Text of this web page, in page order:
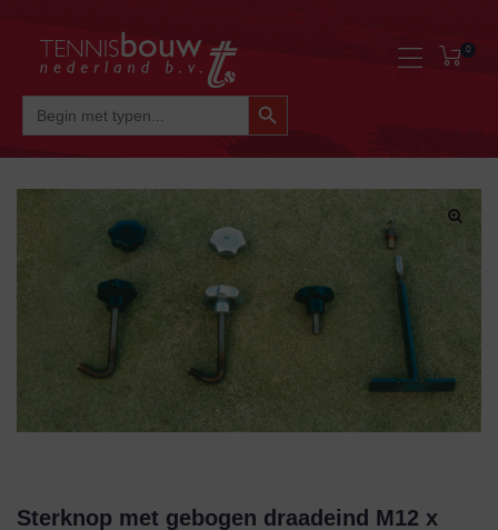
0
Naar:
Zoekknop
Sterknop met gebogen draadeind M12 x